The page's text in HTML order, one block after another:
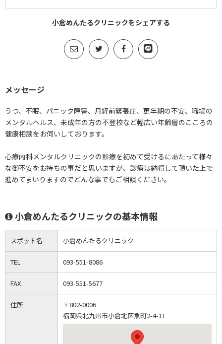
小倉めんたるクリニックをシェアする
メッセージ
うつ、不眠、パニック障害、月経前緊張症、更年期の不安、職場の
メンタルヘルス、未成年の方の不登校など幅広い年齢層のこころの
健康相談をお伺いしております。
心療内科メンタルクリニックの診療を初めて受けるにあたって様々
な御不安をお持ちの事だと思いますが、診療は納得して頂いた上で
進めてまいりますのでどんな事でもご相談ください。
小倉めんたるクリニックの基本情報
スポット名 小倉めんたるクリニック
TEL 093-551-8086
FAX 093-551-5677
住所
〒802-0006
福岡県北九州市小倉北区魚町2-4-11